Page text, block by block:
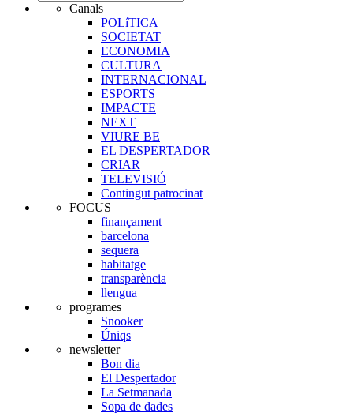
Canals
POLíTICA
SOCIETAT
ECONOMIA
CULTURA
INTERNACIONAL
ESPORTS
IMPACTE
NEXT
VIURE BE
EL DESPERTADOR
CRIAR
TELEVISIÓ
Contingut patrocinat
FOCUS
finançament
barcelona
sequera
habitatge
transparència
llengua
programes
Snooker
Úniqs
newsletter
Bon dia
El Despertador
La Setmanada
Sopa de dades